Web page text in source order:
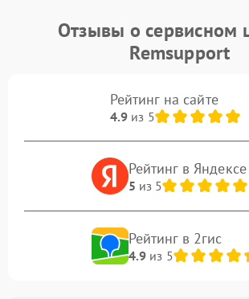
Отзывы о сервисном
Remsupport
Рейтинг на сайте
4.9из 5
Рейтинг в Яндексе
5 из 5
Рейтинг в 2гис
4.9из 5